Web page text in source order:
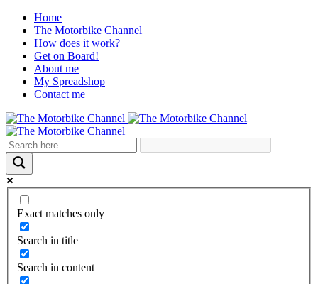
Home
The Motorbike Channel
How does it work?
Get on Board!
About me
My Spreadshop
Contact me
Exact matches only
Search in title
Search in content